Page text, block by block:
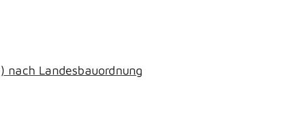
Landesbauordnung